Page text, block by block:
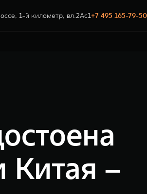
1-й километр, вл.2Ас1+7 495 165-79-50
–